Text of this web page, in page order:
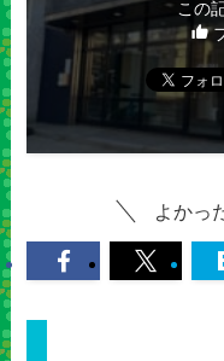
この
よかっ